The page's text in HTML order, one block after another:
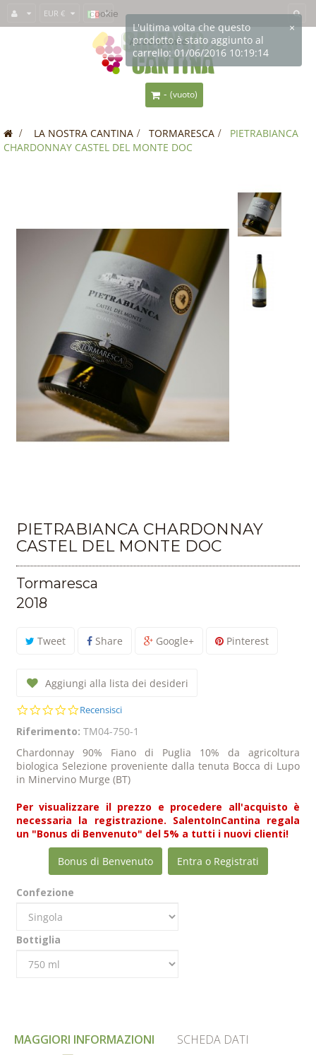
EUR €
- (vuoto)
> LA NOSTRA CANTINA > TORMARESCA >
PIETRABIANCA
CHARDONNAY CASTEL DEL MONTE DOC
PIETRABIANCA CHARDONNAY
CASTEL DEL MONTE DOC
Tormaresca
2018
Tweet Share Google+ Pinterest
Aggiungi alla lista dei desideri
0.0
rating
Recensisci
Riferimento: TM04-750-1
Chardonnay 90% Fiano di Puglia 10% da agricoltura
biologica Selezione proveniente dalla tenuta Bocca di Lupo
in Minervino Murge (BT)
Per visualizzare il prezzo e procedere all'acquisto è
necessaria la registrazione. SalentoInCantina regala
un "Bonus di Benvenuto" del 5% a tutti i nuovi clienti!
Bonus di Benvenuto Entra o Registrati
Confezione
Bottiglia
MAGGIORI INFORMAZIONI
SCHEDA DATI
Questo sito usa icookie per fornirti un'esperienza migliore. Se usi
SalentoInCantina, acconsenti all'utilizzo dei cookie.
Acconsento